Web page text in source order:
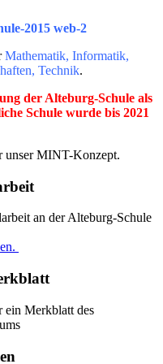
Mathematik, Informatik,
Technik.
der Alteburg-Schule als
Schule wurde bis 2021
unser MINT-Konzept.
an der Alteburg-Schule
ein Merkblatt des